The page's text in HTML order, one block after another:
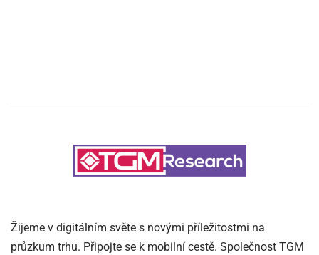
Žijeme v digitálním světe s novými příležitostmi na
průzkum trhu. Připojte se k mobilní cestě. Společnost TGM